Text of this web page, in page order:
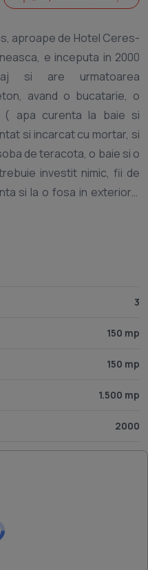
aproape de Hotel Ceres-
e inceputa in 2000
si are urmatoarea
avand o bucatarie, o
( apa curenta la baie si
si incarcat cu mortar, si
de teracota, o baie si o
investit nimic, fii de
si la o fosa in exteriorul
jumatate este un teren
In curte maj sunt de
de Sus. Se vinde in acest
mai sus de casa la 800 m,
Euro Pentru mai multe
3
150 mp
150 mp
1.500 mp
2000